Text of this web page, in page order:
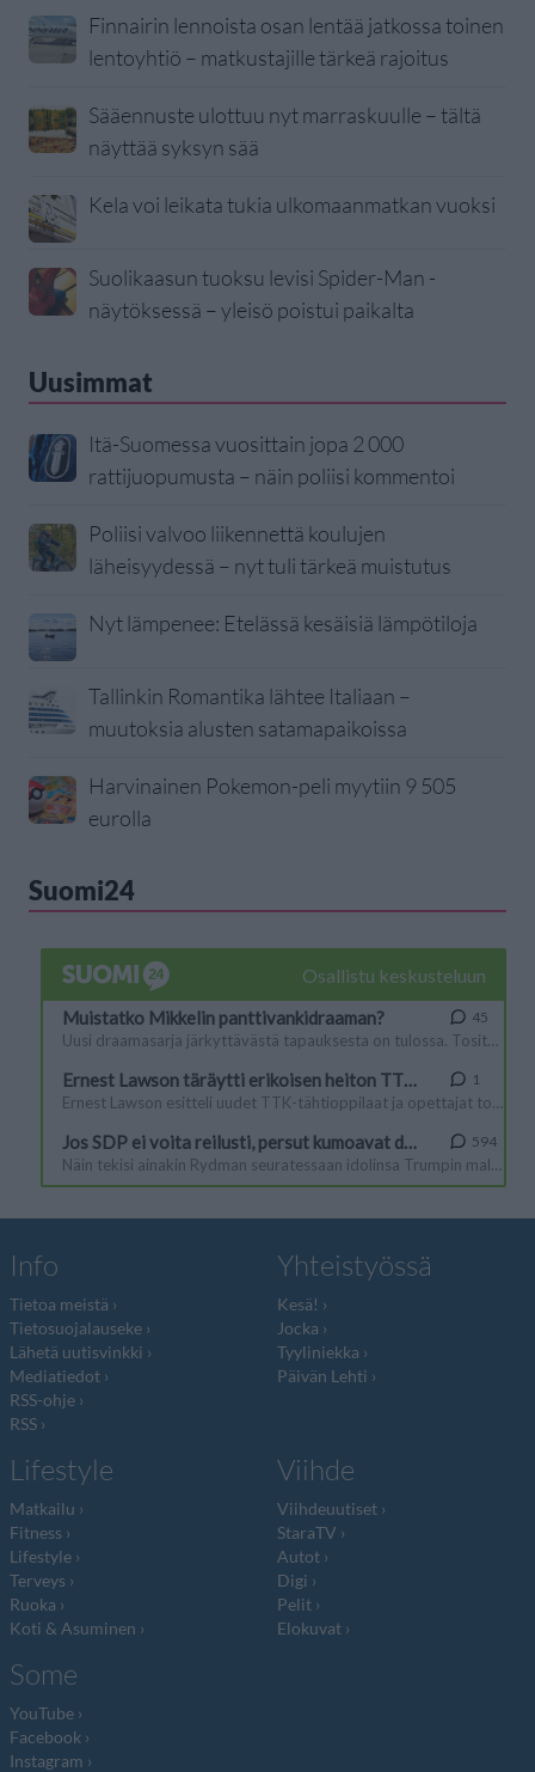
Finnairin lennoista osan lentää jatkossa toinen
lentoyhtiö – matkustajille tärkeä rajoitus
Sääennuste ulottuu nyt marraskuulle – tältä
näyttää syksyn sää
Kela voi leikata tukia ulkomaanmatkan vuoksi
Suolikaasun tuoksu levisi Spider-Man -
näytöksessä – yleisö poistui paikalta
Uusimmat
Itä-Suomessa vuosittain jopa 2 000
rattijuopumusta – näin poliisi kommentoi
Poliisi valvoo liikennettä koulujen
läheisyydessä – nyt tuli tärkeä muistutus
Nyt lämpenee: Etelässä kesäisiä lämpötiloja
Tallinkin Romantika lähtee Italiaan –
muutoksia alusten satamapaikoissa
Harvinainen Pokemon-peli myytiin 9 505
eurolla
Suomi24
Info
Tietoa meistä
Tietosuojalauseke
Lähetä uutisvinkki
Mediatiedot
RSS-ohje
RSS
Yhteistyössä
Kesä!
Jocka
Tyyliniekka
Päivän Lehti
Lifestyle
Matkailu
Fitness
Lifestyle
Terveys
Ruoka
Koti & Asuminen
Viihde
Viihdeuutiset
StaraTV
Autot
Digi
Pelit
Elokuvat
Some
YouTube
Facebook
Instagram